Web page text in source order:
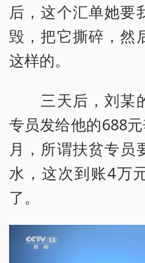
后，这个汇单她要
毁，把它撕碎，然
这样的。
三天后，刘某
专员发给他的688
月，所谓扶贫专员
水，这次到账4万
了。